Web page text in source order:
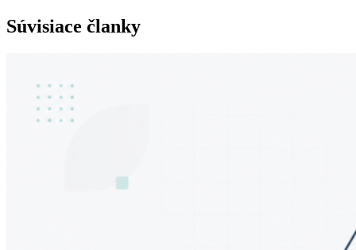
Súvisiace članky